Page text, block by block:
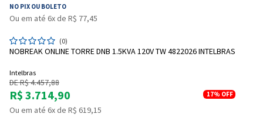
NO PIX OU BOLETO
Ou em até 6x de R$ 77,45
(0)
NOBREAK ONLINE TORRE DNB 1.5KVA 120V TW 4822026 INTELBRAS
Intelbras
DE R$ 4.457,88
R$ 3.714,90 17% OFF
Ou em até 6x de R$ 619,15